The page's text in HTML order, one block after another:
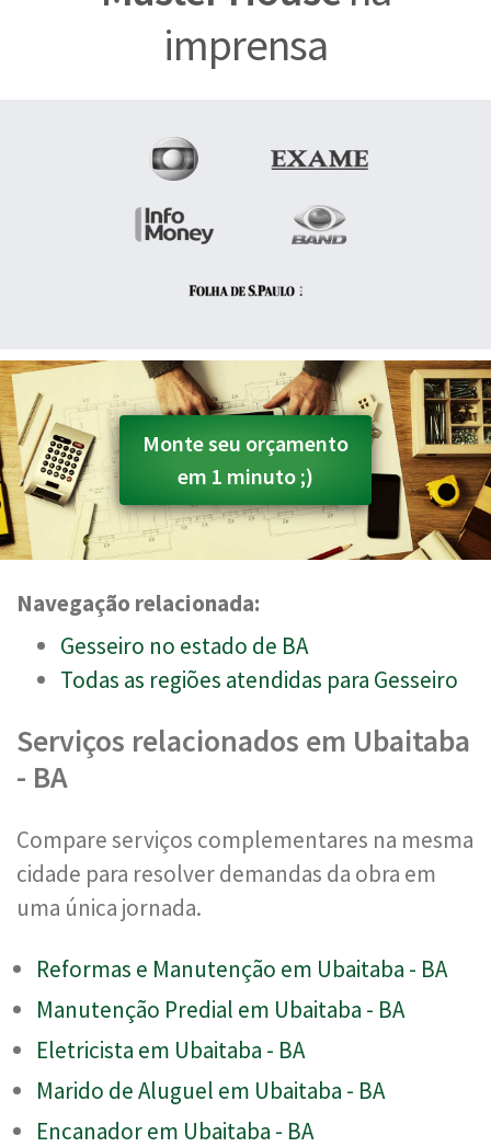
imprensa
Monte seu orçamento
em 1 minuto ;)
Navegação relacionada:
Gesseiro no estado de BA
Todas as regiões atendidas para Gesseiro
Serviços relacionados em Ubaitaba
- BA
Compare serviços complementares na mesma
cidade para resolver demandas da obra em
uma única jornada.
Reformas e Manutenção em Ubaitaba - BA
Manutenção Predial em Ubaitaba - BA
Eletricista em Ubaitaba - BA
Marido de Aluguel em Ubaitaba - BA
Encanador em Ubaitaba - BA